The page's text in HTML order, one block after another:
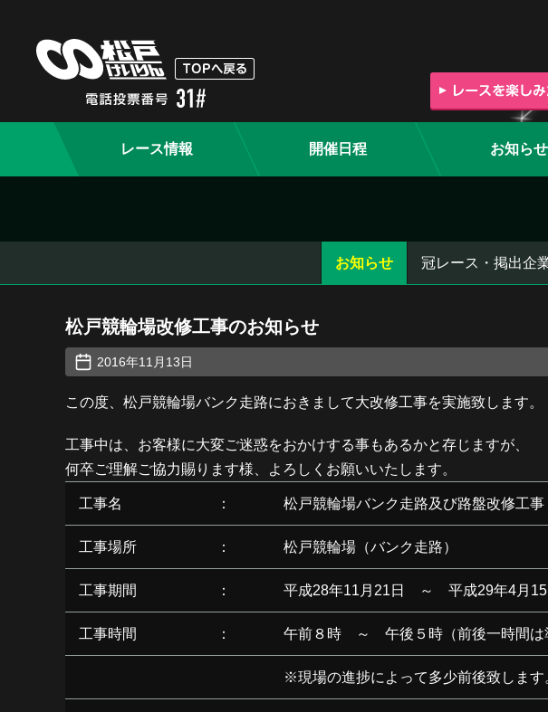
レース情報 開催日程 お知らせ
お知らせ 冠レース・掲出企
松戸競輪場改修工事のお知らせ
2016年11月13日
この度、松戸競輪場バンク走路におきまして大改修工事を実施致します。
工事中は、お客様に大変ご迷惑をおかけする事もあるかと存じますが、
何卒ご理解ご協力賜ります様、よろしくお願いいたします。
工事名 ： 松戸競輪場バンク走路及び路盤改修工事
工事場所 ： 松戸競輪場（バンク走路）
工事期間 ： 平成28年11月21日 ～ 平成29年4月15
工事時間 ： 午前８時 ～ 午後５時（前後一時間は
※現場の進捗によって多少前後致します